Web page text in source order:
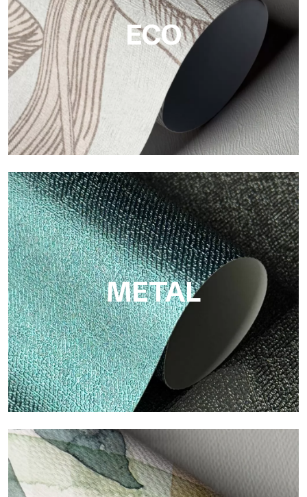
ECO
Eco
Eco di Tecnografica è la carta da parati ecologica in fibra di
cellulosa: supporto sostenibile, senza PVC, con colori brillanti
e alta qualità.
METAL
Metal
Metal è la carta da parati metallizzata di Tecnografica, con
riflessi metallici unici che valorizzano oro, argento, rame e